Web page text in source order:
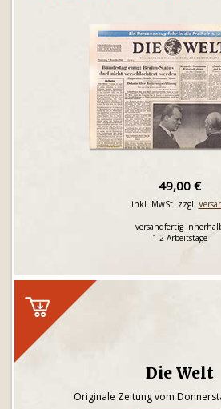
49,00 €
inkl. MwSt. zzgl.
versandfertig
1-2 Arbeitstage
Die Welt
Originale Zeitung vom